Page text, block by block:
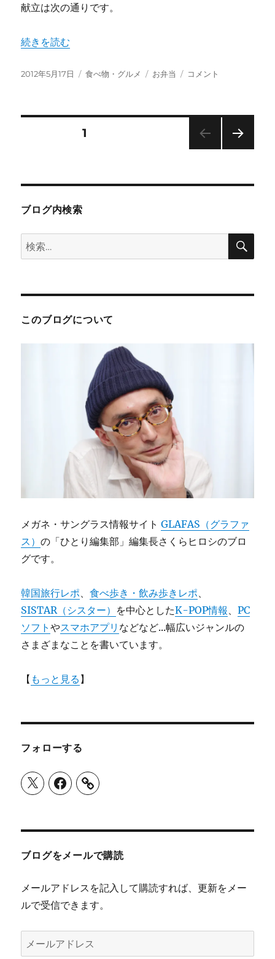
献立は次の通りです。
“昨日のダイエット弁当（2012年5月16日）” の
続きを読む
投
2012年5月17日
カ
食べ物・グルメ
タ
お弁当
昨
ッ
当
コメント
の
ー
送
り
固定ページ1
ブログ内検索
検
索:
検
このブログについて
メガネ・サングラス情報サイトGLAFAS（グラファ
ス）の「ひとり編集部」編集長さくらヒロシのブロ
グです。
韓国旅行レポ 、食べ歩き・飲み歩きレポ
SISTAR（シスター） を中心としたK-POP情報 、PC
ソフトやスマホアプリ などなど...幅広いジャンルの
さまざまなことを書いています。
【 もっと見る 】
フォローする
X Facebook
ブログをメールで購読
メールアドレスを記入して購読すれば、更新をメー
ルで受信できます。
ー